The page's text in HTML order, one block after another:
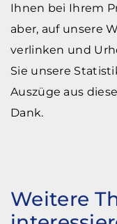
Ihnen bei Ihrem
aber, auf unsere
verlinken und
Sie unsere
Auszüge aus
Dank.
Weitere